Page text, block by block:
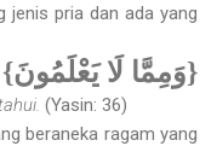
jenis pria dan ada yang
{وَمِمَّا لَا يَعْلَمُونَ}
(Yasin: 36)
beraneka ragam yang